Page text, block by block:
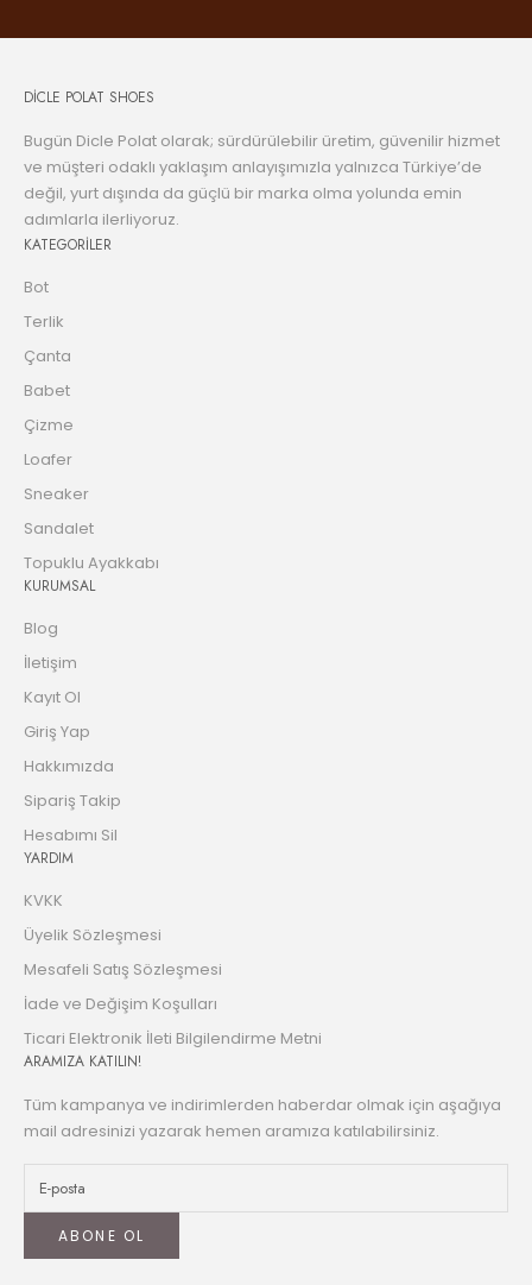
DİCLE POLAT SHOES
Bugün Dicle Polat olarak; sürdürülebilir üretim, güvenilir hizmet
ve müşteri odaklı yaklaşım anlayışımızla yalnızca Türkiye’de
değil, yurt dışında da güçlü bir marka olma yolunda emin
adımlarla ilerliyoruz.
KATEGORİLER
Bot
Terlik
Çanta
Babet
Çizme
Loafer
Sneaker
Sandalet
Topuklu Ayakkabı
KURUMSAL
Blog
İletişim
Kayıt Ol
Giriş Yap
Hakkımızda
Sipariş Takip
Hesabımı Sil
YARDIM
KVKK
Üyelik Sözleşmesi
Mesafeli Satış Sözleşmesi
İade ve Değişim Koşulları
Ticari Elektronik İleti Bilgilendirme Metni
ARAMIZA KATILIN!
Tüm kampanya ve indirimlerden haberdar olmak için aşağıya
mail adresinizi yazarak hemen aramıza katılabilirsiniz.
ABONE OL